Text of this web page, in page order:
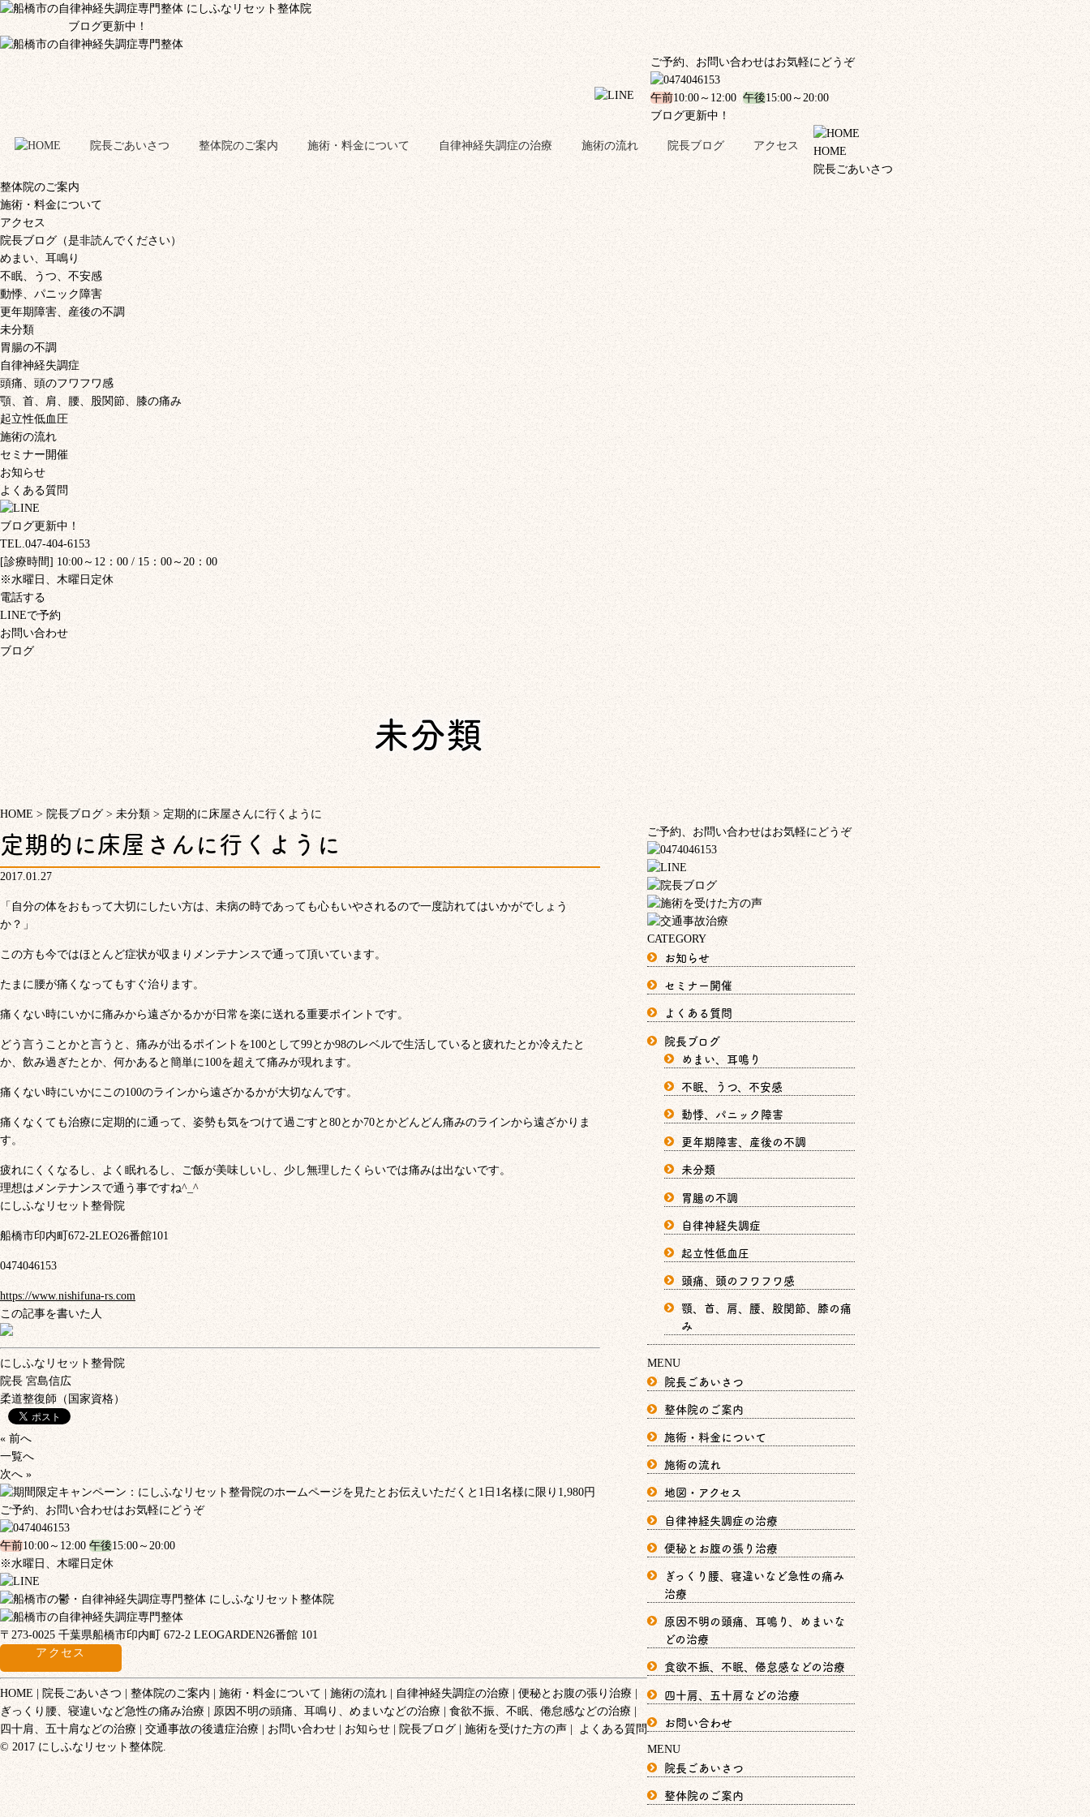
ブログ更新中！
ご予約、お問い合わせはお気軽にどうぞ
午前10:00～12:00 午後15:00～20:00
ブログ更新中！
院長ごあいさつ 整体院のご案内 施術・料金について 自律神経失調症の治療 施術の流れ 院長ブログ アクセス
HOME
院長ごあいさつ
整体院のご案内
施術・料金について
アクセス
院長ブログ（是非読んでください）
めまい、耳鳴り
不眠、うつ、不安感
動悸、パニック障害
更年期障害、産後の不調
未分類
胃腸の不調
自律神経失調症
頭痛、頭のフワフワ感
顎、首、肩、腰、股関節、膝の痛み
起立性低血圧
施術の流れ
セミナー開催
お知らせ
よくある質問
ブログ更新中！
TEL.047-404-6153
[診療時間] 10:00～12：00 / 15：00～20：00
※水曜日、木曜日定休
電話する
LINEで予約
お問い合わせ
ブログ
未分類
HOME > 院長ブログ > 未分類 > 定期的に床屋さんに行くように
定期的に床屋さんに行くように
2017.01.27
「自分の体をおもって大切にしたい方は、未病の時であっても心もいやされるので一度訪れてはいかがでしょう
か？」
この方も今ではほとんど症状が収まりメンテナンスで通って頂いています。
たまに腰が痛くなってもすぐ治ります。
痛くない時にいかに痛みから遠ざかるかが日常を楽に送れる重要ポイントです。
どう言うことかと言うと、痛みが出るポイントを100として99とか98のレベルで生活していると疲れたとか冷えたと
か、飲み過ぎたとか、何かあると簡単に100を超えて痛みが現れます。
痛くない時にいかにこの100のラインから遠ざかるかが大切なんです。
痛くなくても治療に定期的に通って、姿勢も気をつけて過ごすと80とか70とかどんどん痛みのラインから遠ざかりま
す。
疲れにくくなるし、よく眠れるし、ご飯が美味しいし、少し無理したくらいでは痛みは出ないです。
理想はメンテナンスで通う事ですね^_^
にしふなリセット整骨院
船橋市印内町672-2LEO26番館101
0474046153
https://www.nishifuna-rs.com
この記事を書いた人
にしふなリセット整骨院
院長 宮島信広
柔道整復師（国家資格）
« 前へ
一覧へ
次へ »
ご予約、お問い合わせはお気軽にどうぞ
CATEGORY
お知らせ
セミナー開催
よくある質問
院長ブログ
めまい、耳鳴り
不眠、うつ、不安感
動悸、パニック障害
更年期障害、産後の不調
未分類
胃腸の不調
自律神経失調症
起立性低血圧
頭痛、頭のフワフワ感
顎、首、肩、腰、股関節、膝の痛
み
MENU
院長ごあいさつ
整体院のご案内
施術・料金について
施術の流れ
地図・アクセス
自律神経失調症の治療
便秘とお腹の張り治療
ぎっくり腰、寝違いなど急性の痛み
治療
原因不明の頭痛、耳鳴り、めまいな
どの治療
食欲不振、不眠、倦怠感などの治療
四十肩、五十肩などの治療
お問い合わせ
MENU
院長ごあいさつ
整体院のご案内
ご予約、お問い合わせはお気軽にどうぞ
午前10:00～12:00 午後15:00～20:00
※水曜日、木曜日定休
〒273-0025 千葉県船橋市印内町 672-2 LEOGARDEN26番館 101
アクセス
HOME 院長ごあいさつ 整体院のご案内 施術・料金について 施術の流れ 自律神経失調症の治療
便秘とお腹の張り治療
ぎっくり腰、寝違いなど急性の痛み治療
原因不明の頭痛、耳鳴り、めまいなどの治療
食欲不振、不眠、倦怠感などの治療
四十肩、五十肩などの治療
交通事故の後遺症治療 お問い合わせ お知らせ 院長ブログ 施術を受けた方の声
よくある質問
© 2017 にしふなリセット整体院.